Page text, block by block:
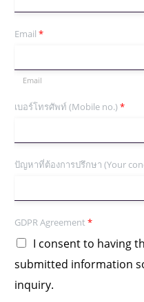
Email *
Email
เบอร์โทรศัพท์ (Mobile no.)*
ปัญหาที่ต้องการปรึกษา (Your
GDPR Agreement *
I consent to having
submitted information
inquiry.